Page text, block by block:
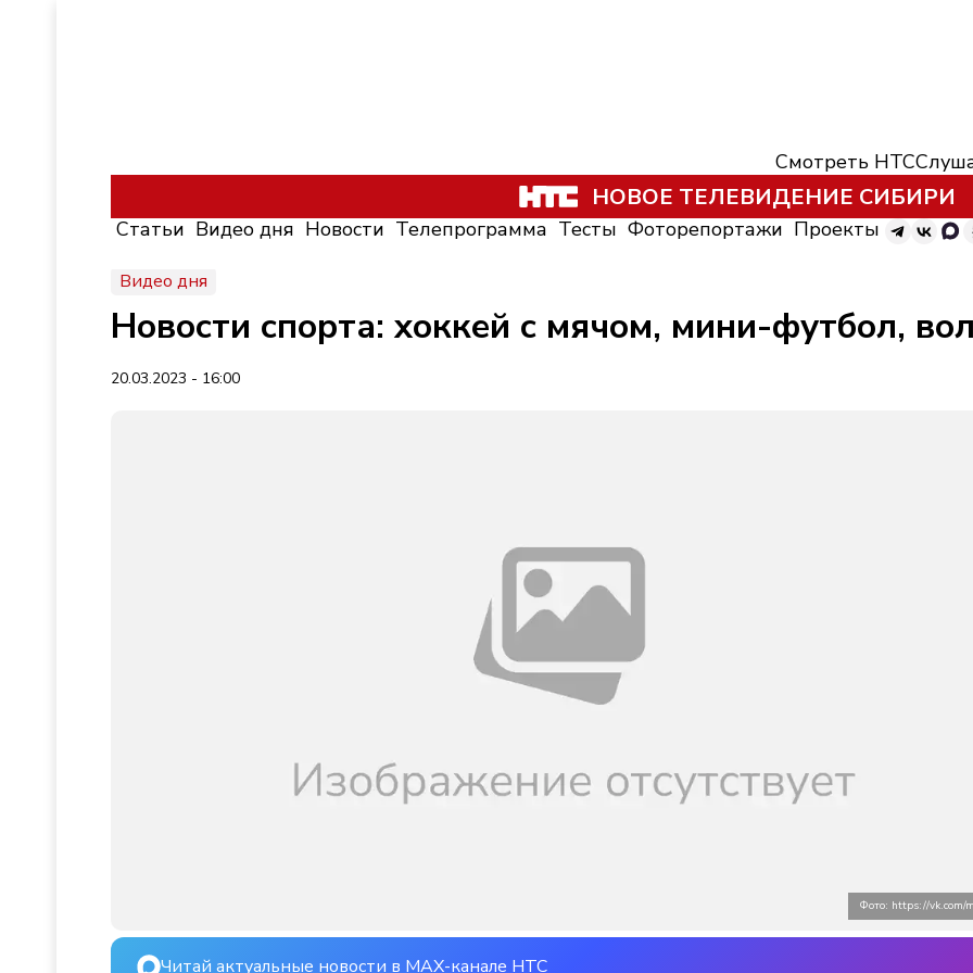
Смотреть НТС
НОВОЕ ТЕЛЕВИДЕНИЕ СИБИРИ
Статьи Видео дня Новости Телепрограмма Тесты Фоторепортажи Проекты
Видео дня
Новости спорта: хоккей с мячом, мини-футбол,
20.03.2023 - 16:00
Фото: https://vk.com/
Читай актуальные новости в MAX-канале НТС